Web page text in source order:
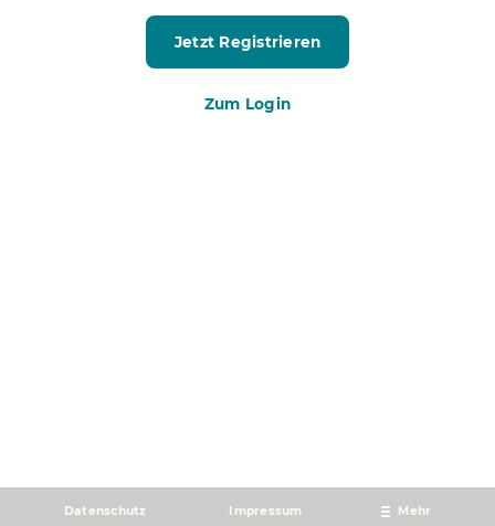
Jetzt Registrieren
Zum Login
Datenschutz Impressum Mehr